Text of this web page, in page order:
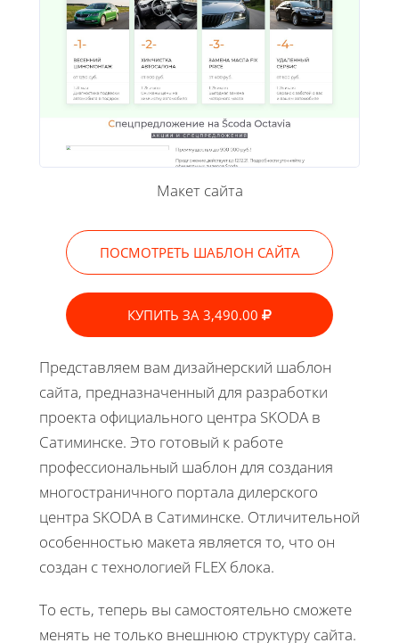
Макет сайта
ПОСМОТРЕТЬ ШАБЛОН САЙТА
КУПИТЬ ЗА 3,490.00
Представляем вам дизайнерский шаблон
сайта, предназначенный для разработки
проекта официального центра SKODA в
Сатиминске. Это готовый к работе
профессиональный шаблон для создания
многостраничного портала дилерского
центра SKODA в Сатиминске. Отличительной
особенностью макета является то, что он
создан с технологией FLEX блока.
То есть, теперь вы самостоятельно сможете
менять не только внешнюю структуру сайта.